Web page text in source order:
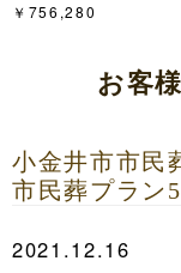
￥756,280
お客
小金井市市
市民葬プラ
2021.12.16